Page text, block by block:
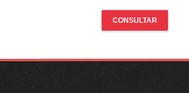
CONSULTAR